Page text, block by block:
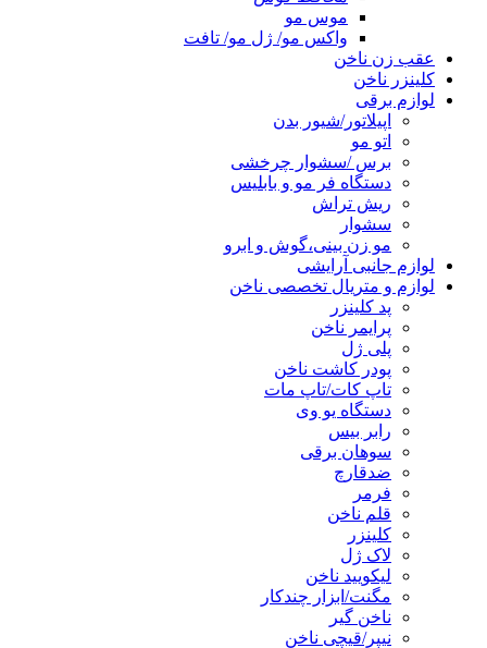
موس مو
واکس مو/ ژل مو/ تافت
عقب زن ناخن
کلینزر ناخن
لوازم برقی
اپیلاتور/شیور بدن
اتو مو
برس /سشوار چرخشی
دستگاه فر مو و بابلیس
ریش تراش
سشوار
مو زن بینی،گوش و ابرو
لوازم جانبی آرایشی
لوازم و متریال تخصصی ناخن
پد کلینزر
پرایمر ناخن
پلی ژل
پودر کاشت ناخن
تاپ کات/تاپ مات
دستگاه یو وی
رابر بیس
سوهان برقی
ضدقارچ
فرمر
قلم ناخن
کلینزر
لاک ژل
لیکوييد ناخن
مگنت/ابزار چندکار
ناخن گیر
نیپر/قیچی ناخن